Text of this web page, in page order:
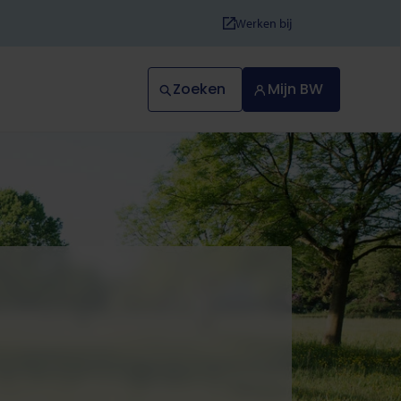
Werken bij
Zoeken Mijn BW